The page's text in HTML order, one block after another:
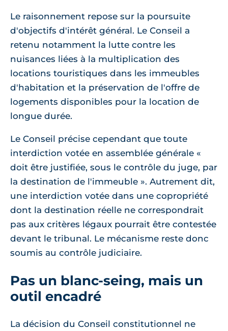
Le raisonnement repose sur la poursuite
d'objectifs d'intérêt général. Le Conseil a
retenu notamment la lutte contre les
nuisances liées à la multiplication des
locations touristiques dans les immeubles
d'habitation et la préservation de l'offre de
logements disponibles pour la location de
longue durée.
Le Conseil précise cependant que toute
interdiction votée en assemblée générale «
doit être justifiée, sous le contrôle du juge, par
la destination de l'immeuble ». Autrement dit,
une interdiction votée dans une copropriété
dont la destination réelle ne correspondrait
pas aux critères légaux pourrait être contestée
devant le tribunal. Le mécanisme reste donc
soumis au contrôle judiciaire.
Pas un blanc-seing, mais un
outil encadré
La décision du Conseil constitutionnel ne